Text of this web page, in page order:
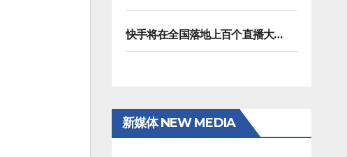
快手将在全国落地上百个直播大舞台，拓展直播夜经济生态
新媒体 NEW MEDIA